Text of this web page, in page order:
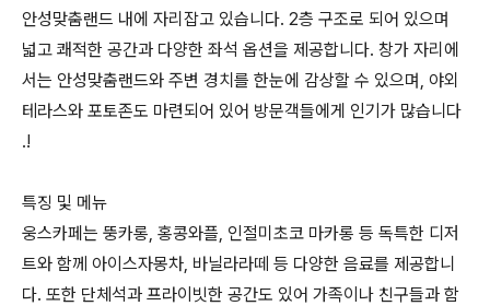
안성맞춤랜드 내에 자리잡고 있습니다. 2층 구조로 되어 있으며
넓고 쾌적한 공간과 다양한 좌석 옵션을 제공합니다. 창가 자리에
서는 안성맞춤랜드와 주변 경치를 한눈에 감상할 수 있으며, 야외
테라스와 포토존도 마련되어 있어 방문객들에게 인기가 많습니다​
.!
특징 및 메뉴
웅스카페는 뚱카롱, 홍콩와플, 인절미초코 마카롱 등 독특한 디저
트와 함께 아이스자몽차, 바닐라라떼 등 다양한 음료를 제공합니
다. 또한 단체석과 프라이빗한 공간도 있어 가족이나 친구들과 함